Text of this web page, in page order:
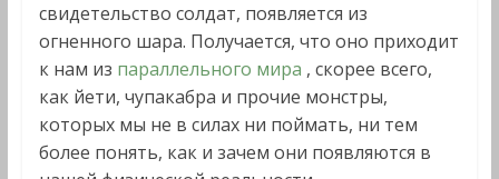
свидетельство солдат, появляется из
огненного шара. Получается, что оно приходит
к нам из параллельного мира , скорее всего,
как йети, чупакабра и прочие монстры,
которых мы не в силах ни поймать, ни тем
более понять, как и зачем они появляются в